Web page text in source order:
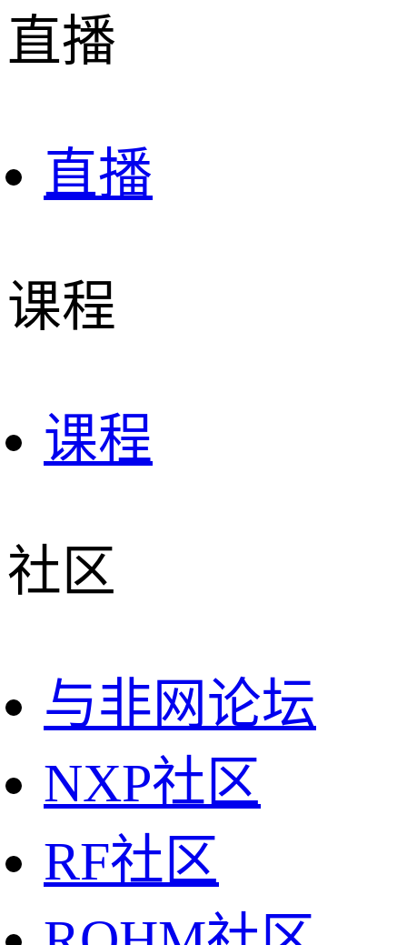
直播
直播
课程
课程
社区
与非网论坛
NXP社区
RF社区